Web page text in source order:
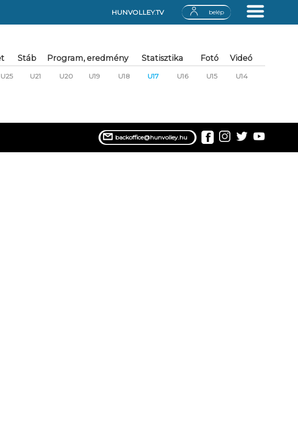
HUNVOLLEY.TV belép
Stáb Program, eredmény Statisztika Fotó Videó
U25 U21 U20 U19 U18 U17 U16 U15 U14
backoffice@hunvolley.hu